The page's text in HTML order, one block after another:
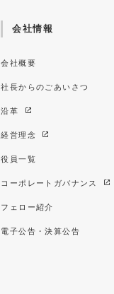
会社情報
会社概要
社長からのごあいさつ
沿革
経営理念
役員一覧
コーポレートガバナンス
フェロー紹介
電子公告・決算公告